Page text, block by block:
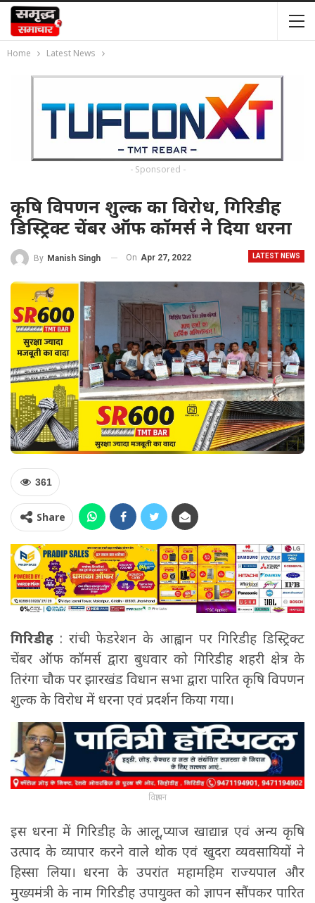
Home Latest News
- Sponsored -
कृषि विपणन शुल्क का विरोध, गिरिडीह
डिस्ट्रिक्ट चेंबर ऑफ कॉमर्स ने दिया धरना
LATEST NEWS
By Manish Singh On Apr 27, 2022
361
Share
गिरिडीह : रांची फेडरेशन के आह्वान पर गिरिडीह डिस्ट्रिक्ट
चेंबर ऑफ कॉमर्स द्वारा बुधवार को गिरिडीह शहरी क्षेत्र के
तिरंगा चौक पर झारखंड विधान सभा द्वारा पारित कृषि विपणन
शुल्क के विरोध में धरना एवं प्रदर्शन किया गया।
विज्ञापन
इस धरना में गिरिडीह के आलू,प्याज खाद्यान्न एवं अन्य कृषि
उत्पाद के व्यापार करने वाले थोक एवं खुदरा व्यवसायियों ने
हिस्सा लिया। धरना के उपरांत महामहिम राज्यपाल और
मुख्यमंत्री के नाम गिरिडीह उपायुक्त को ज्ञापन सौंपकर पारित